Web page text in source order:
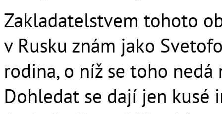
Zakladatelstvem tohoto
v Rusku znám jako
rodina, o níž se toho
Dohledat se dají jen